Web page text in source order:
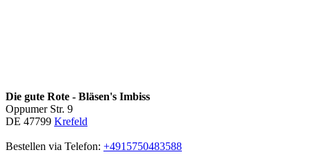
Die gute Rote - Bläsen's Imbiss
Oppumer Str. 9
DE 47799 Krefeld
Bestellen via Telefon: +4915750483588